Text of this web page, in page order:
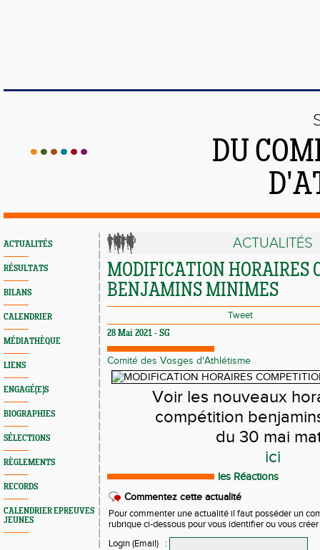
DU
ACTUALITÉS
RÉSULTATS
BILANS
CALENDRIER
MÉDIATHÈQUE
LIENS
ENGAGÉ(E)S
BIOGRAPHIES
SÉLECTIONS
RÈGLEMENTS
RECORDS
CALENDRIER EPREUVES
JEUNES
ACTUALITÉS
MODIFICATION HORAIRES
BENJAMINS MINIMES
Tweet
28 Mai 2021 - SG
Comité des Vosges d'Athlétisme
Voir les nouveaux
compétition
du 30 mai
ici
les Réactions
Commentez cette actualité
Pour commenter une actualité il faut posséder un
rubrique ci-dessous pour vous identifier ou vous
Login (Email)
: